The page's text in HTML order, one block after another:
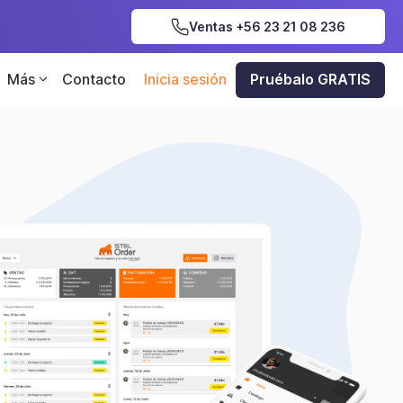
Ventas +56 23 21 08 236
Más Contacto Inicia sesión Pruébalo GRATIS